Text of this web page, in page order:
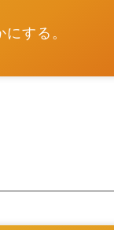
する。